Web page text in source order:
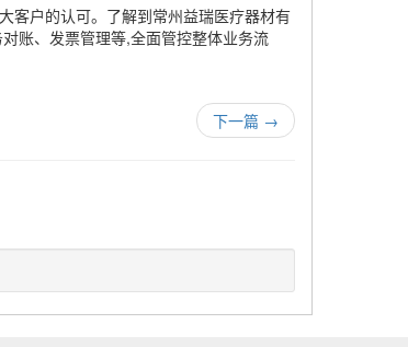
客户的认可。了解到常州益瑞医疗器材有
账、发票管理等,全面管控整体业务流
下一篇 →